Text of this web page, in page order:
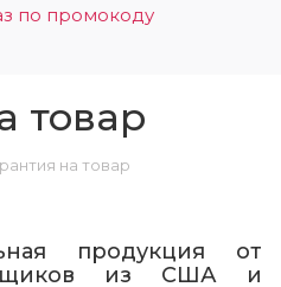
по промокоду
товар
на товар
продукция от
из США и